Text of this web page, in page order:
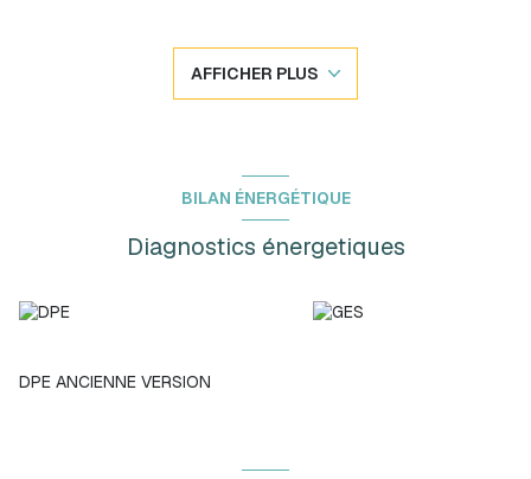
- Situation exceptionnelle aux portes de Monaco
- Idéal pour usage personnel ou investissement locatif
AFFICHER PLUS
BILAN ÉNERGÉTIQUE
Diagnostics énergetiques
DPE ANCIENNE VERSION